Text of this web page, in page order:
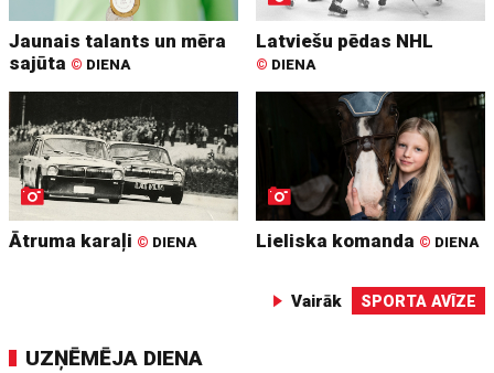
Jaunais talants un mēra
sajūta © DIENA
Latviešu pēdas NHL
© DIENA
Ātruma karaļi © DIENA Lieliska komanda © DIENA
Vairāk SPORTA AVĪZE
UZŅĒMĒJA DIENA